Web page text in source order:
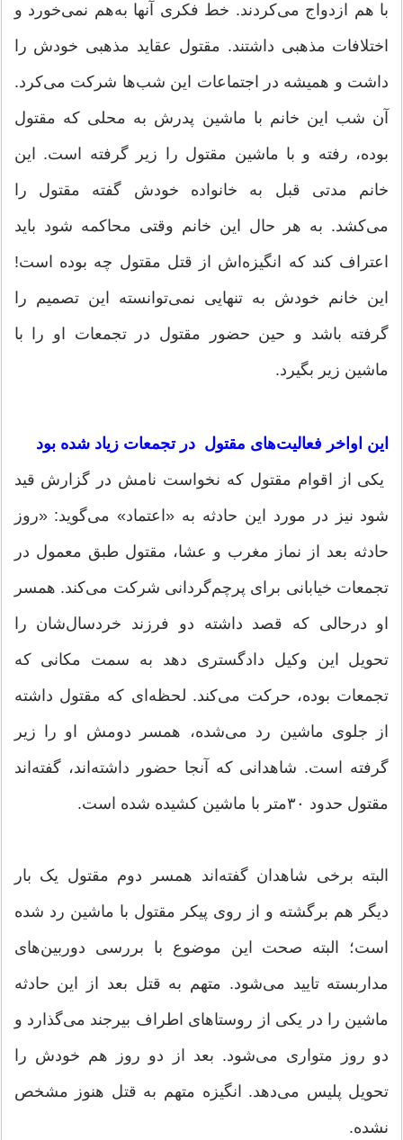
با هم ازدواج می‌کردند. خط فکری آنها به‌هم نمی‌خورد و
اختلافات مذهبی داشتند. مقتول عقاید مذهبی خودش را
داشت و همیشه در اجتماعات این شب‌ها شرکت می‌کرد.
آن شب این خانم با ماشین پدرش به محلی که مقتول
بوده، رفته و با ماشین مقتول را زیر گرفته است. این
خانم مدتی قبل به خانواده خودش گفته مقتول را
می‌کشد. به هر حال این خانم وقتی محاکمه شود باید
اعتراف کند که انگیزه‌اش از قتل مقتول چه بوده است!
این خانم خودش به تنهایی نمی‌توانسته این تصمیم را
گرفته باشد و حین حضور مقتول در تجمعات او را با
ماشین زیر بگیرد.
این اواخر فعالیت‌های مقتول در تجمعات زیاد شده بود
یکی از اقوام مقتول که نخواست نامش در گزارش قید
شود نیز در مورد این حادثه به «اعتماد» می‌گوید: «روز
حادثه بعد از نماز مغرب و عشا، مقتول طبق معمول در
تجمعات خیابانی برای پرچم‌گردانی شرکت می‌کند. همسر
او درحالی که قصد داشته دو فرزند خردسال‌شان را
تحویل این وکیل دادگستری دهد به سمت مکانی که
تجمعات بوده، حرکت می‌کند. لحظه‌ای که مقتول داشته
از جلوی ماشین رد می‌شده، همسر دومش او را زیر
گرفته است. شاهدانی که آنجا حضور داشته‌اند، گفته‌اند
مقتول حدود ۳۰‌متر با ماشین کشیده شده است.
البته برخی شاهدان گفته‌اند همسر دوم مقتول یک بار
دیگر هم برگشته و از روی پیکر مقتول با ماشین رد شده
است؛ البته صحت این موضوع با بررسی دوربین‌های
مداربسته تایید می‌شود. متهم به قتل بعد از این حادثه
ماشین را در یکی از روستاهای اطراف بیرجند می‌گذارد و
دو روز متواری می‌شود. بعد از دو روز هم خودش را
تحویل پلیس می‌دهد. انگیزه متهم به قتل هنوز مشخص
نشده.